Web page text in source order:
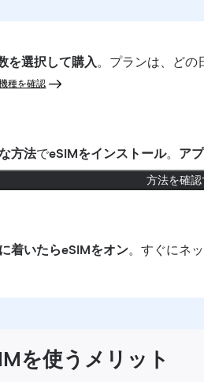
を選択して購入 。プランは、どの
種を確認
方法でeSIMをインストール。 ア
方法を確認
着いたらeSIMをオン。すぐにネ
を使うメリット